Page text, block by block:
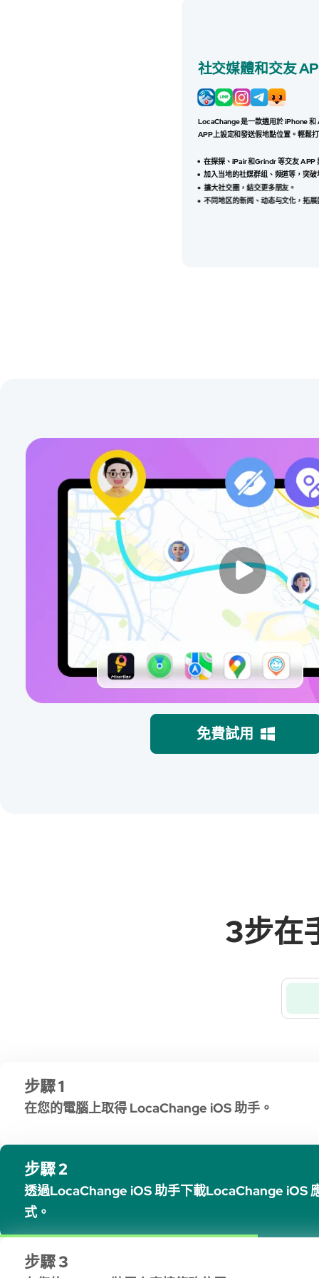
社交媒體和交友
LocaChange 是一款適用於 iPhone
APP上設定和發送假地點位置。輕鬆
在探探、iPair和Grindr 等交友 APP
加入当地的社媒群组、频道等，突
擴大社交圈，結交更多朋友。
不同地区的新闻、动态与文化，拓
免費試用
3步在
步驟 1
在您的電腦上取得 LocaChange iOS 助手。
步驟 2
透過LocaChange iOS 助手下載LocaChange iOS
式。
步驟 3